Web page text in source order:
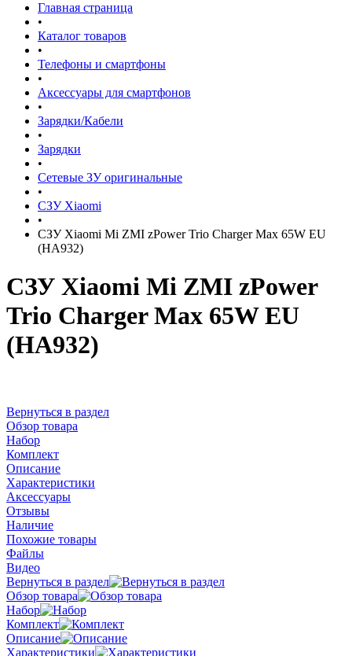
Главная страница
•
Каталог товаров
•
Телефоны и смартфоны
•
Аксессуары для смартфонов
•
Зарядки/Кабели
•
Зарядки
•
Сетевые ЗУ оригинальные
•
СЗУ Xiaomi
•
СЗУ Xiaomi Mi ZMI zPower Trio Charger Max 65W EU
(HA932)
СЗУ Xiaomi Mi ZMI zPower
Trio Charger Max 65W EU
(HA932)
Вернуться в раздел
Обзор товара
Набор
Комплект
Описание
Характеристики
Аксессуары
Отзывы
Наличие
Похожие товары
Файлы
Видео
Вернуться в раздел
Обзор товара
Набор
Комплект
Описание
Характеристики